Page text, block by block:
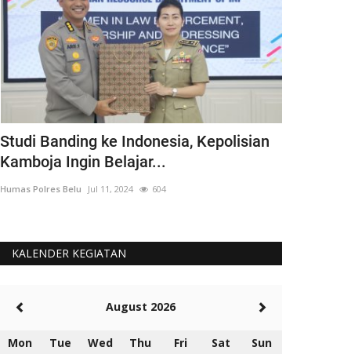
Studi Banding ke Indonesia, Kepolisian
Kamboja Ingin Belajar...
Humas Polres Belu Jul 11, 2024 604
KALENDER KEGIATAN
August 2026
Mon Tue Wed Thu Fri Sat Sun